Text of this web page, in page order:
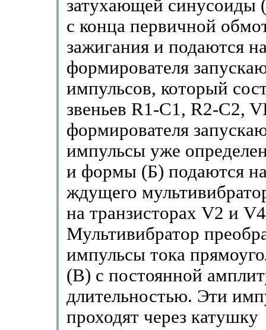
затухающей синусоиды
с конца первичной
зажигания и подаются
формирователя
импульсов, который
звеньев R1-C1, R2-C2,
формирователя
импульсы уже
и формы (Б) подаются
ждущего
на транзисторах V2 и
Мультивибратор
импульсы тока
(В) с постоянной
длительностью. Эти
проходят через катушку